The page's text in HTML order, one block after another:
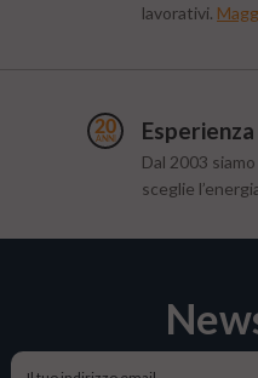
lavorativi.
Dal 2003
sceglie